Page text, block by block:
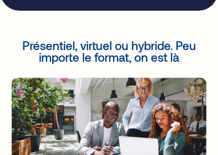
Présentiel, virtuel ou hybride. Peu
importe le format, on est là